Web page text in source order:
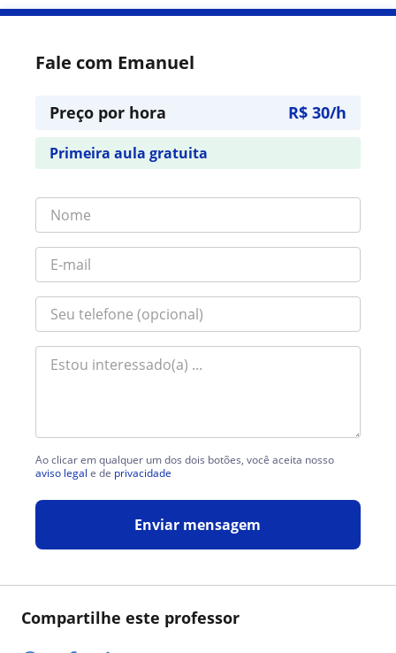
Compartilhe este professor
Fale com Emanuel
Preço por hora R$ 30/h
Primeira aula gratuita
Ao clicar em qualquer um dos dois botões, você aceita nosso
aviso legal e de privacidade
Enviar mensagem